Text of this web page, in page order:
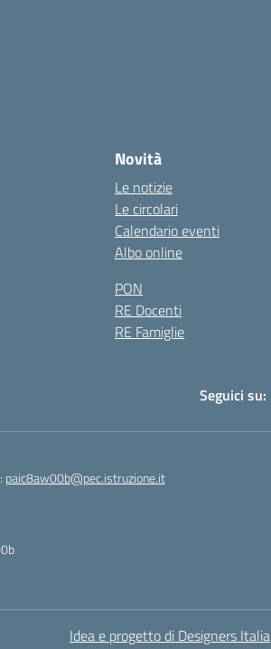
Novità
Le notizie
Le circolari
Calendario eventi
Albo online
PON
RE Docenti
RE Famiglie
Seguici su:
paic8aw00b@pec.istruzione.it
Idea e progetto di Designers Italia